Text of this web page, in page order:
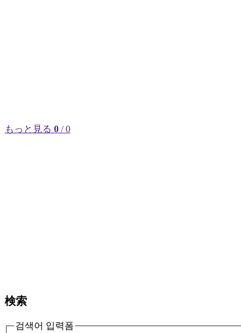
もっと見る 0 / 0
検索
검색어 입력폼